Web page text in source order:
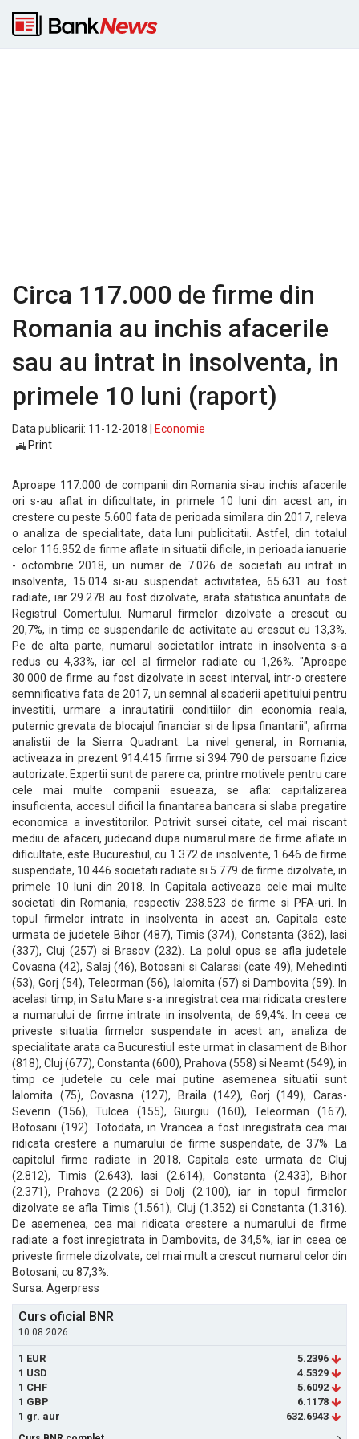
Circa 117.000 de firme din
Romania au inchis afacerile
sau au intrat in insolventa, in
primele 10 luni (raport)
Data publicarii: 11-12-2018 |
Economie
Print
Aproape 117.000 de companii din Romania si-au inchis afacerile
ori s-au aflat in dificultate, in primele 10 luni din acest an, in
crestere cu peste 5.600 fata de perioada similara din 2017, releva
o analiza de specialitate, data luni publicitatii. Astfel, din totalul
celor 116.952 de firme aflate in situatii dificile, in perioada ianuarie
- octombrie 2018, un numar de 7.026 de societati au intrat in
insolventa, 15.014 si-au suspendat activitatea, 65.631 au fost
radiate, iar 29.278 au fost dizolvate, arata statistica anuntata de
Registrul Comertului. Numarul firmelor dizolvate a crescut cu
20,7%, in timp ce suspendarile de activitate au crescut cu 13,3%.
Pe de alta parte, numarul societatilor intrate in insolventa s-a
redus cu 4,33%, iar cel al firmelor radiate cu 1,26%. "Aproape
30.000 de firme au fost dizolvate in acest interval, intr-o crestere
semnificativa fata de 2017, un semnal al scaderii apetitului pentru
investitii, urmare a inrautatirii conditiilor din economia reala,
puternic grevata de blocajul financiar si de lipsa finantarii", afirma
analistii de la Sierra Quadrant. La nivel general, in Romania,
activeaza in prezent 914.415 firme si 394.790 de persoane fizice
autorizate. Expertii sunt de parere ca, printre motivele pentru care
cele mai multe companii esueaza, se afla: capitalizarea
insuficienta, accesul dificil la finantarea bancara si slaba pregatire
economica a investitorilor. Potrivit sursei citate, cel mai riscant
mediu de afaceri, judecand dupa numarul mare de firme aflate in
dificultate, este Bucurestiul, cu 1.372 de insolvente, 1.646 de firme
suspendate, 10.446 societati radiate si 5.779 de firme dizolvate, in
primele 10 luni din 2018. In Capitala activeaza cele mai multe
societati din Romania, respectiv 238.523 de firme si PFA-uri. In
topul firmelor intrate in insolventa in acest an, Capitala este
urmata de judetele Bihor (487), Timis (374), Constanta (362), Iasi
(337), Cluj (257) si Brasov (232). La polul opus se afla judetele
Covasna (42), Salaj (46), Botosani si Calarasi (cate 49), Mehedinti
(53), Gorj (54), Teleorman (56), Ialomita (57) si Dambovita (59). In
acelasi timp, in Satu Mare s-a inregistrat cea mai ridicata crestere
a numarului de firme intrate in insolventa, de 69,4%. In ceea ce
priveste situatia firmelor suspendate in acest an, analiza de
specialitate arata ca Bucurestiul este urmat in clasament de Bihor
(818), Cluj (677), Constanta (600), Prahova (558) si Neamt (549), in
timp ce judetele cu cele mai putine asemenea situatii sunt
Ialomita (75), Covasna (127), Braila (142), Gorj (149), Caras-
Severin (156), Tulcea (155), Giurgiu (160), Teleorman (167),
Botosani (192). Totodata, in Vrancea a fost inregistrata cea mai
ridicata crestere a numarului de firme suspendate, de 37%. La
capitolul firme radiate in 2018, Capitala este urmata de Cluj
(2.812), Timis (2.643), Iasi (2.614), Constanta (2.433), Bihor
(2.371), Prahova (2.206) si Dolj (2.100), iar in topul firmelor
dizolvate se afla Timis (1.561), Cluj (1.352) si Constanta (1.316).
De asemenea, cea mai ridicata crestere a numarului de firme
radiate a fost inregistrata in Dambovita, de 34,5%, iar in ceea ce
priveste firmele dizolvate, cel mai mult a crescut numarul celor din
Botosani, cu 87,3%.
Sursa: Agerpress
Curs oficial BNR
10.08.2026
1 EUR
5.2396
1 USD
4.5329
1 CHF
5.6092
1 GBP
6.1178
1 gr. aur
632.6943